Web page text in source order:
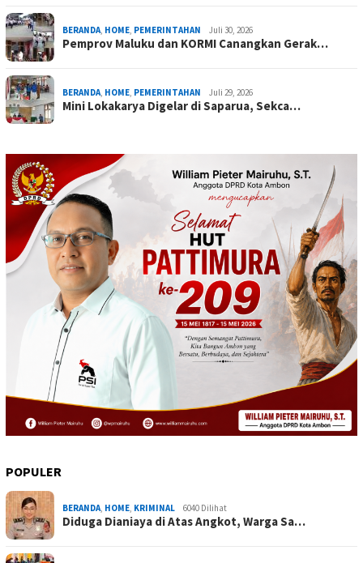
BERANDA, HOME, PEMERINTAHAN Juli 30, 2026
Pemprov Maluku dan KORMI Canangkan Gerak…
BERANDA, HOME, PEMERINTAHAN Juli 29, 2026
Mini Lokakarya Digelar di Saparua, Sekca…
POPULER
BERANDA HOME KRIMINAL 6040 Dilihat
Diduga Dianiaya di Atas Angkot, Warga Sa…